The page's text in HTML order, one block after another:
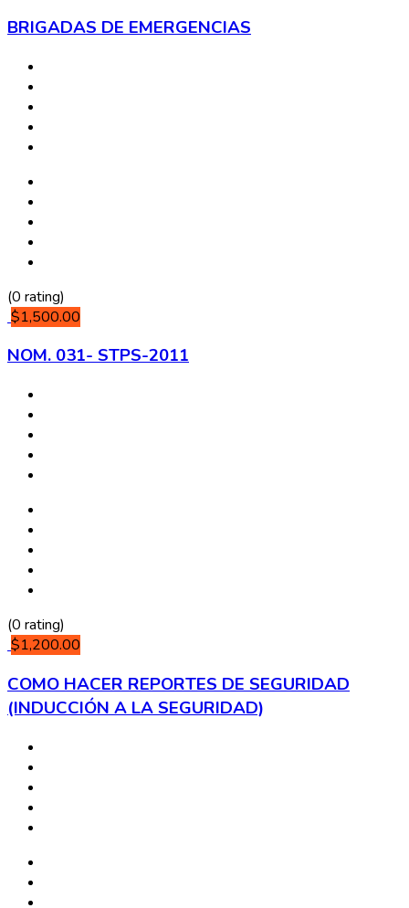
BRIGADAS DE EMERGENCIAS
(0 rating)
$1,500.00
NOM. 031- STPS-2011
(0 rating)
$1,200.00
COMO HACER REPORTES DE SEGURIDAD
(INDUCCIÓN A LA SEGURIDAD)